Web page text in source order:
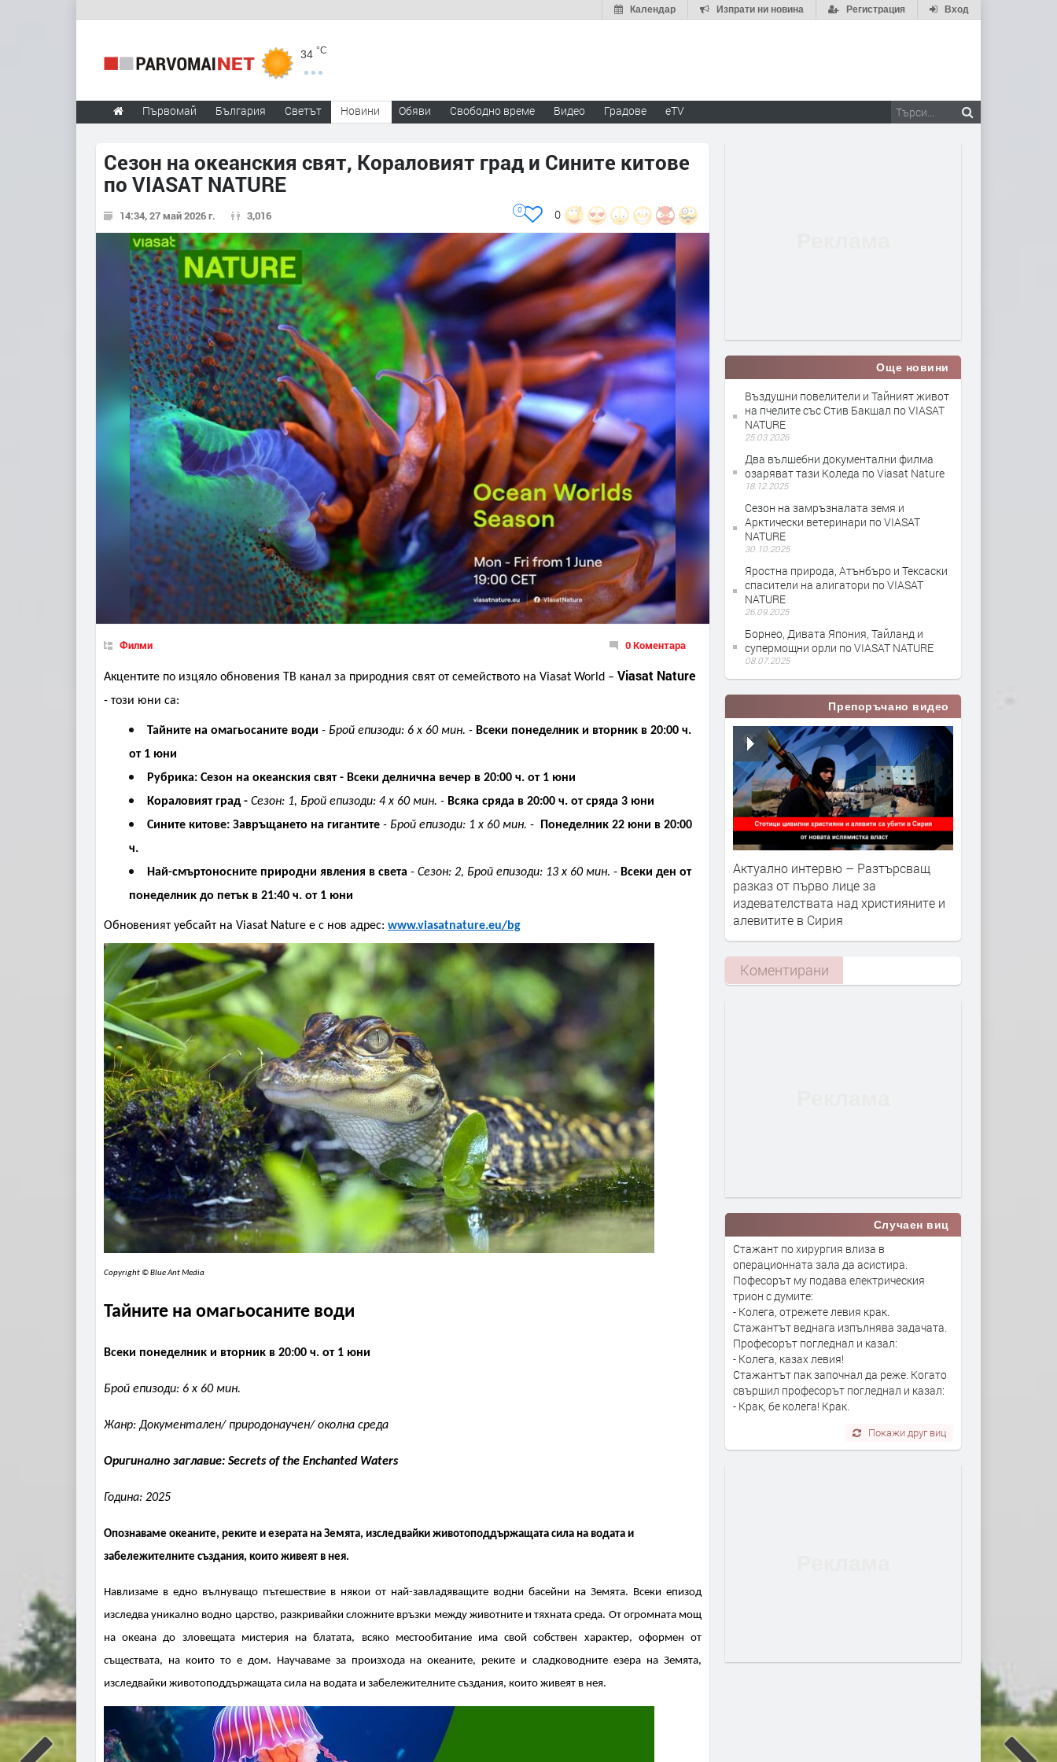
Вход
Регистрация
Изпрати ни новина
Календар
34 °C
Първомай България Светът Новини Обяви Свободно време Видео Градове eTV
Сезон на океанския свят, Кораловият град и Сините китове
по VIASAT NATURE
14:34, 27 май 2026 г. 3,016 0
0
Филми 0 Коментара
Акцентите по изцяло обновения ТВ канал за природния свят от семейството на Viasat World – Viasat Nature
- този юни са:
Тайните на омагьосаните води - Брой епизоди: 6 x 60 мин. - Всеки понеделник и вторник в 20:00 ч.
от 1 юни
Рубрика: Сезон на океанския свят- Всеки делнична вечер в 20:00 ч. от 1 юни
Кораловият град- Сезон: 1, Брой епизоди: 4 x 60 мин. - Всяка сряда в 20:00 ч. от сряда 3 юни
Сините китове: Завръщането на гигантите - Брой епизоди: 1 x 60 мин. -
Понеделник 22 юни в 20:00
ч.
Най-смъртоносните природни явления в света - Сезон: 2, Брой епизоди: 13 x 60 мин. - Всеки ден от
понеделник до петък в 21:40 ч. от 1 юни
Обновеният уебсайт на Viasat Nature е с нов адрес: www.viasatnature.eu/bg
Copyright © Blue Ant Media
Тайните на омагьосаните води
Всеки понеделник и вторник в 20:00 ч. от 1 юни
Брой епизоди: 6 x 60 мин.
Жанр: Документален/ природонаучен/ околна среда
Оригинално заглавие: Secrets of the Enchanted Waters
Година: 2025
Опознаваме океаните, реките и езерата на Земята, изследвайки животоподдържащата сила на водата и
забележителните създания, които живеят в нея.
Навлизаме в едно вълнуващо пътешествие в някои от най-завладяващите водни басейни на Земята. Всеки епизод
изследва уникално водно царство, разкривайки сложните връзки между животните и тяхната среда. От огромната мощ
на океана до зловещата мистерия на блатата, всяко местообитание има свой собствен характер, оформен от
съществата, на които то е дом. Научаваме за произхода на океаните, реките и сладководните езера на Земята,
изследвайки животоподдържащата сила на водата и забележителните създания, които живеят в нея.
Още новини
Въздушни повелители и Тайният живот
на пчелите със Стив Бакшал по VIASAT
NATURE
25.03.2026
Два вълшебни документални филма
озаряват тази Коледа по Viasat Nature
18.12.2025
Сезон на замръзналата земя и
Арктически ветеринари по VIASAT
NATURE
30.10.2025
Яростна природа, Атънбъро и Тексаски
спасители на алигатори по VIASAT
NATURE
26.09.2025
Борнео, Дивата Япония, Тайланд и
супермощни орли по VIASAT NATURE
08.07.2025
Препоръчано видео
Актуално интервю – Разтърсващ
разказ от първо лице за
издевателствата над християните и
алевитите в Сирия
Коментирани
Случаен виц
Стажант по хирургия влиза в
операционната зала да асистира.
Пофесорът му подава електрическия
трион с думите:
- Колега, отрежете левия крак.
Стажантът веднага изпълнява задачата.
Професорът погледнал и казал:
- Колега, казах левия!
Стажантът пак започнал да реже. Когато
свършил професорът погледнал и казал:
- Крак, бе колега! Крак.
Покажи друг виц